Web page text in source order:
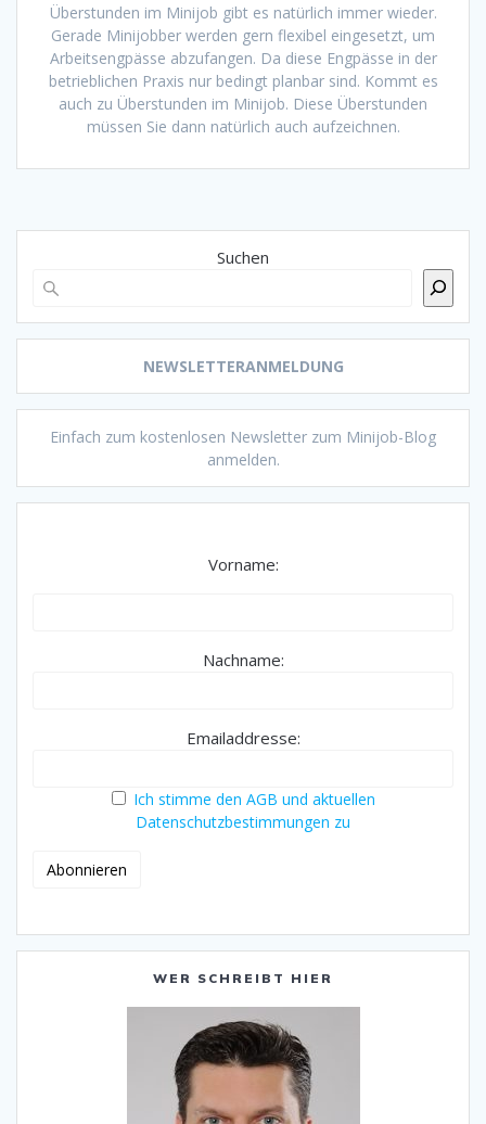
Überstunden im Minijob gibt es natürlich immer wieder.
Gerade Minijobber werden gern flexibel eingesetzt, um
Arbeitsengpässe abzufangen. Da diese Engpässe in der
betrieblichen Praxis nur bedingt planbar sind. Kommt es
auch zu Überstunden im Minijob. Diese Überstunden
müssen Sie dann natürlich auch aufzeichnen.
Suchen
NEWSLETTERANMELDUNG
Einfach zum kostenlosen Newsletter zum Minijob-Blog
anmelden.
Vorname:
Nachname:
Emailaddresse:
Ich stimme den AGB und aktuellen
Datenschutzbestimmungen zu
WER SCHREIBT HIER